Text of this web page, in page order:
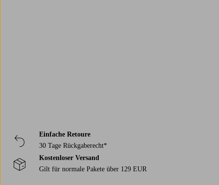
Einfache Retoure
30 Tage Rückgaberecht*
Kostenloser Versand
Gilt für normale Pakete über 129 EUR